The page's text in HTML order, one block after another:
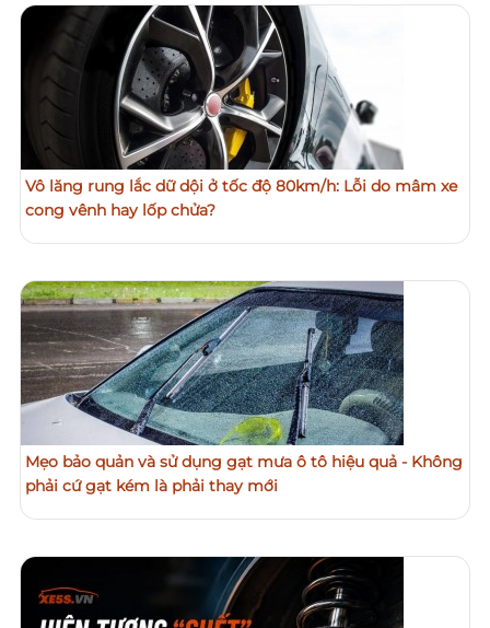
Vô lăng rung lắc dữ dội ở tốc độ 80km/h: Lỗi do mâm xe
cong vênh hay lốp chửa?
Mẹo bảo quản và sử dụng gạt mưa ô tô hiệu quả - Không
phải cứ gạt kém là phải thay mới